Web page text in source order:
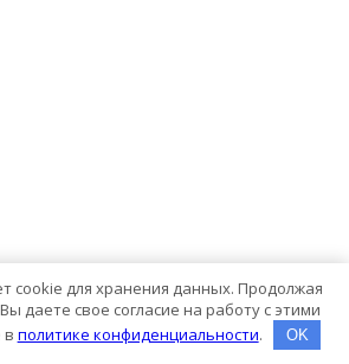
cookie для хранения данных. Продолжая
даете свое согласие на работу с этими
в политике конфиденциальности. OK